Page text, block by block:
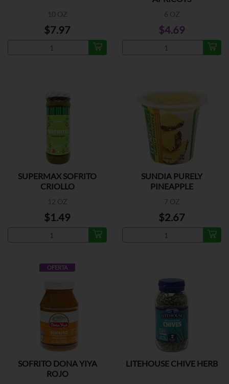
10 OZ
$7.97
6 OZ
$4.69
SUPERMAX SOFRITO
CRIOLLO
12 OZ
$1.49
SUNDIA PURELY
PINEAPPLE
7 OZ
$2.67
OFERTA
SOFRITO DONA YIYA
ROJO
LITEHOUSE CHIVE HERB